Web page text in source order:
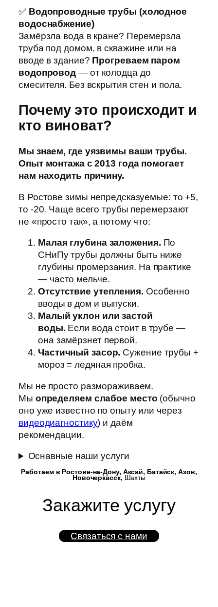
✅ Водопроводные трубы (холодное
водоснабжение)
Замёрзла вода в кране? Перемерзла
труба под домом, в скважине или на
вводе в здание? Прогреваем паром
водопровод — от колодца до
смесителя. Без вскрытия стен и пола.
Почему это происходит и
кто виноват?
Мы знаем, где уязвимы ваши трубы.
Опыт монтажа с 2013 года помогает
нам находить причину.
В Ростове зимы непредсказуемые: то +5,
то -20. Чаще всего трубы перемерзают
не «просто так», а потому что:
Малая глубина заложения. По
СНиПу трубы должны быть ниже
глубины промерзания. На практике
— часто мельче.
Отсутствие утепления. Особенно
вводы в дом и выпуски.
Малый уклон или застой
воды. Если вода стоит в трубе —
она замёрзнет первой.
Частичный засор. Сужение трубы +
мороз = ледяная пробка.
Мы не просто размораживаем.
Мы определяем слабое место (обычно
оно уже известно по опыту или через
видеодиагностику) и даём
рекомендации.
Оснавные наши услуги
Работаем в Ростове-на-Дону, Аксай, Батайск, Азов,
Новочеркасск, Шахты
Закажите услугу
Связаться с нами